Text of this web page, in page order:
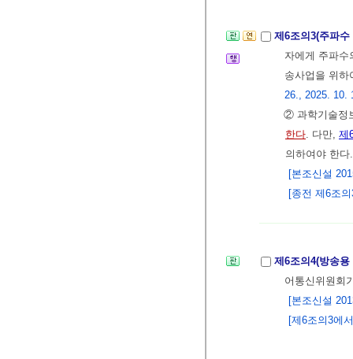
제6조의3(주파
자에게 주파
송사업을 위
26., 2025. 10.
② 과학기술정
한다. 다만, 제
의하여야 한
[본조신설
[종전 제6조
제6조의4(방송
어통신위원회
[본조신설
[제6조의3에